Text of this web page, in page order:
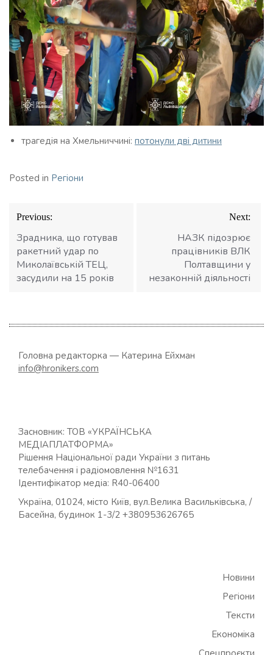
трагедія на Хмельниччині: потонули дві дитини
Posted in Регіони
Навігація
записів
Previous:
Зрадника, що готував
ракетний удар по
Миколаївській ТЕЦ,
засудили на 15 років
Next:
НАЗК підозрює
працівників ВЛК
Полтавщини у
незаконній діяльності
Головна редакторка — Катерина Ейхман
info@hronikers.com
Засновник: ТОВ «УКРАЇНСЬКА
МЕДІАПЛАТФОРМА»
Рішення Національної ради України з питань
телебачення і радіомовлення №1631
Ідентифікатор медіа: R40-06400
Україна, 01024, місто Київ, вул.Велика Васильківська, /
Басейна, будинок 1-3/2 +380953626765
Новини
Регіони
Тексти
Економіка